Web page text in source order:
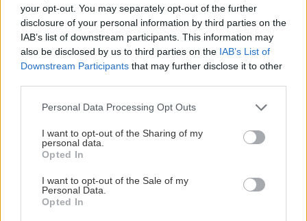
your opt-out. You may separately opt-out of the further
disclosure of your personal information by third parties on the
IAB’s list of downstream participants. This information may
also be disclosed by us to third parties on the IAB’s List of
Downstream Participants that may further disclose it to other
Please note that this website/app uses one or more Google
not limited to your visit or usage behaviour. You may click to
grant or deny consent to Google and its third-party tags to
use your data for below specified purposes in below Google
consent section.
Personal Data Processing Opt Outs
I want to opt-out of the Sharing of my
personal data.
Opted In
I want to opt-out of the Sale of my
Personal Data.
Opted In